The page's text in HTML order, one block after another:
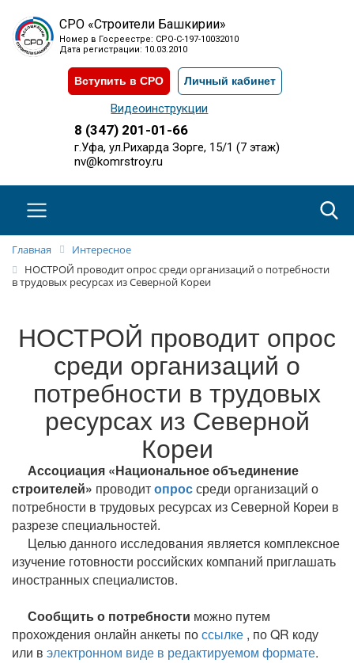
СРО «Строители Башкирии»
Номер в Госреестре: СРО-С-197-10032010
Дата регистрации: 10.03.2010
Вступить в СРО Личный кабинет
Видеоинструкции
8 (347) 201-01-66
г.Уфа, ул.Рихарда Зорге, 15/1 (7 этаж)
nv@komrstroy.ru
Главная
Интересное
НОСТРОЙ проводит опрос среди организаций о потребности
в трудовых ресурсах из Северной Кореи
НОСТРОЙ проводит опрос
среди организаций о
потребности в трудовых
ресурсах из Северной
Кореи
Ассоциация «Национальное объединение
строителей» проводитопроссреди организаций о
потребности в трудовых ресурсах из Северной Кореи в
разрезе специальностей.
Целью данного исследования является комплексное
изучение готовности российских компаний приглашать
иностранных специалистов.
Сообщить о потребности можно путем
прохождения онлайн анкеты поссылке , по QR коду
или в электронном виде в редактируемом формате.